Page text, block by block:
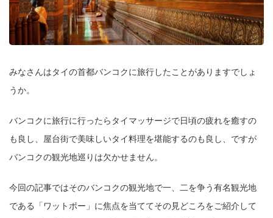
みなさんはタイの首都バンコクに旅行したことがありますでしょ
うか。
バンコクに旅行に行ったらタイマッサージで日頃の疲れを癒すの
も良し、屋台街で美味しいタイ料理を堪能するのも良し、ですが
バンコクの観光地巡りは欠かせません。
今回の記事ではそのバンコクの観光地で一、二を争う有名観光地
である「ワットポー」に焦点を当ててその見どころをご紹介して